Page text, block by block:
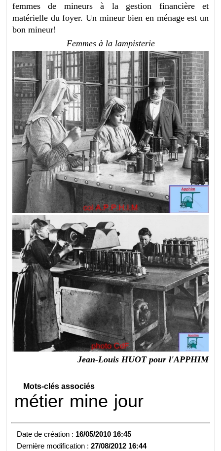
femmes de mineurs à la gestion financière et
matérielle du foyer. Un mineur bien en ménage est un
bon mineur!
Femmes à la lampisterie
Jean-Louis HUOT pour l'APPHIM
Mots-clés associés
métier mine jour
Date de création : 16/05/2010 16:45
Dernière modification :27/08/2012 16:44